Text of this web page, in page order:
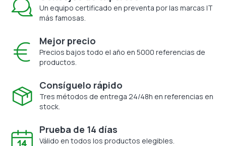
Un equipo certificado en preventa por las marcas IT
más famosas.
Mejor precio
Precios bajos todo el año en 5000 referencias de
productos.
Consíguelo rápido
Tres métodos de entrega 24/48h en referencias en
stock.
Prueba de 14 días
Válido en todos los productos elegibles.